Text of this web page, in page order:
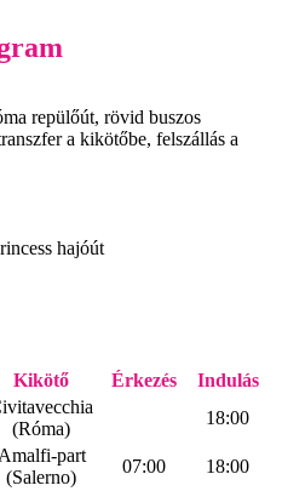
repülőút, rövid buszos
a kikötőbe, felszállás a
hajóút
Kikötő Érkezés
Indulás
(Róma)
18:00
Amalfi-part
(Salerno)
07:00
18:00